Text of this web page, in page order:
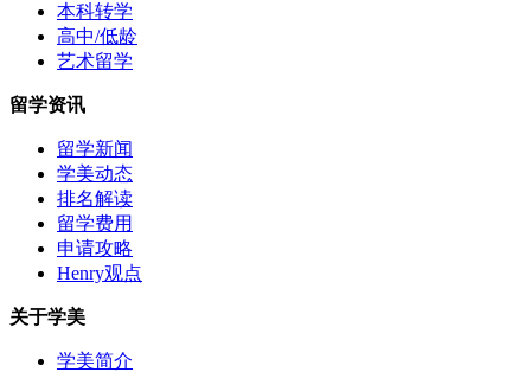
本科转学
高中/低龄
艺术留学
留学资讯
留学新闻
学美动态
排名解读
留学费用
申请攻略
Henry观点
关于学美
学美简介